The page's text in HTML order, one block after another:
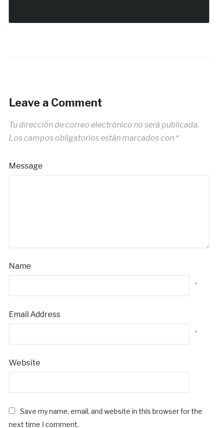
Leave a Comment
Tu dirección de correo electrónico no será publicada.
Los campos obligatorios están marcados con *
Message
Name
*
Email Address
*
Website
Save my name, email, and website in this browser for the
next time I comment.